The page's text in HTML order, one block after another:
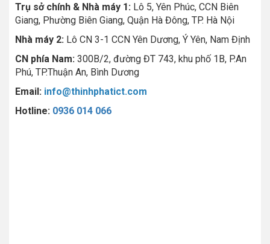
Trụ sở chính & Nhà máy 1: Lô 5, Yên Phúc, CCN Biên
Giang, Phường Biên Giang, Quận Hà Đông, TP. Hà Nội
Nhà máy 2: Lô CN 3-1 CCN Yên Dương, Ý Yên, Nam Định
CN phía Nam: 300B/2, đường ĐT 743, khu phố 1B, P.An
Phú, TP.Thuận An, Bình Dương
Email: info@thinhphatict.com
Hotline: 0936 014 066